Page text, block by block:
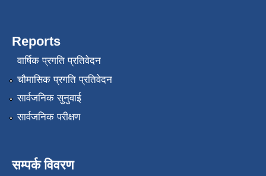
Reports
वार्षिक प्रगति प्रतिवेदन
चौमासिक प्रगति प्रतिवेदन
सार्वजनिक सुनुवाई
सार्वजनिक परीक्षण
सम्पर्क विवरण